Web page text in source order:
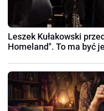
Leszek Kułakowski
Homeland". To ma być